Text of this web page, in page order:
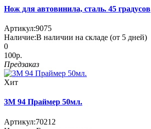
Нож для автовинила, сталь. 45 градусов
Артикул:9075
Наличие:В наличии на складе (от 5 дней)
0
100р.
Предзаказ
Хит
3М 94 Праймер 50мл.
Артикул:70212